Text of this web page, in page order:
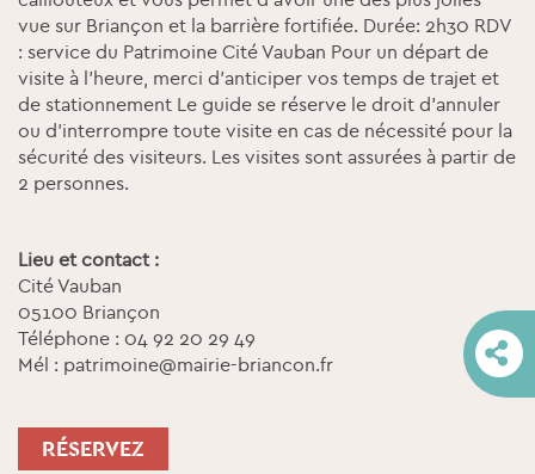
vue sur Briançon et la barrière fortifiée. Durée: 2h30 RDV
: service du Patrimoine Cité Vauban Pour un départ de
visite à l’heure, merci d’anticiper vos temps de trajet et
de stationnement Le guide se réserve le droit d'annuler
ou d'interrompre toute visite en cas de nécessité pour la
sécurité des visiteurs. Les visites sont assurées à partir de
2 personnes.
Lieu et contact :
Cité Vauban
05100 Briançon
Téléphone : 04 92 20 29 49
Mél : patrimoine@mairie-briancon.fr
RÉSERVEZ